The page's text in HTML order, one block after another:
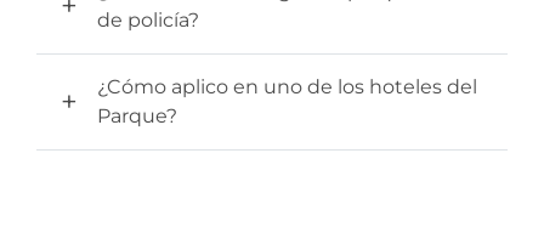
de policía?
¿Cómo aplico en uno de los hoteles del
Parque?